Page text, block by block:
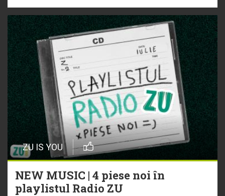
ZU IS YOU
NEW MUSIC | 4 piese noi în
playlistul Radio ZU